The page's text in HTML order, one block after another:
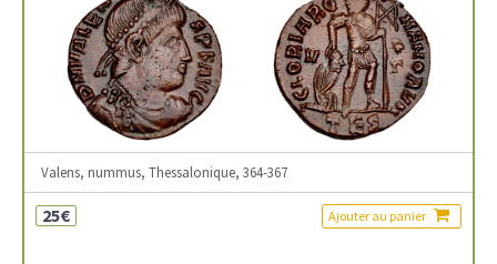
Valens, nummus, Thessalonique, 364-367
25€ Ajouter au panier